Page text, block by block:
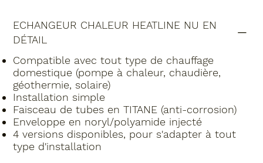
ECHANGEUR CHALEUR HEATLINE NU EN
DÉTAIL
Compatible avec tout type de chauffage
domestique (pompe à chaleur, chaudière,
géothermie, solaire)
Installation simple
Faisceau de tubes en TITANE (anti-corrosion)
Enveloppe en noryl/polyamide injecté
4 versions disponibles, pour s'adapter à tout
type d'installation